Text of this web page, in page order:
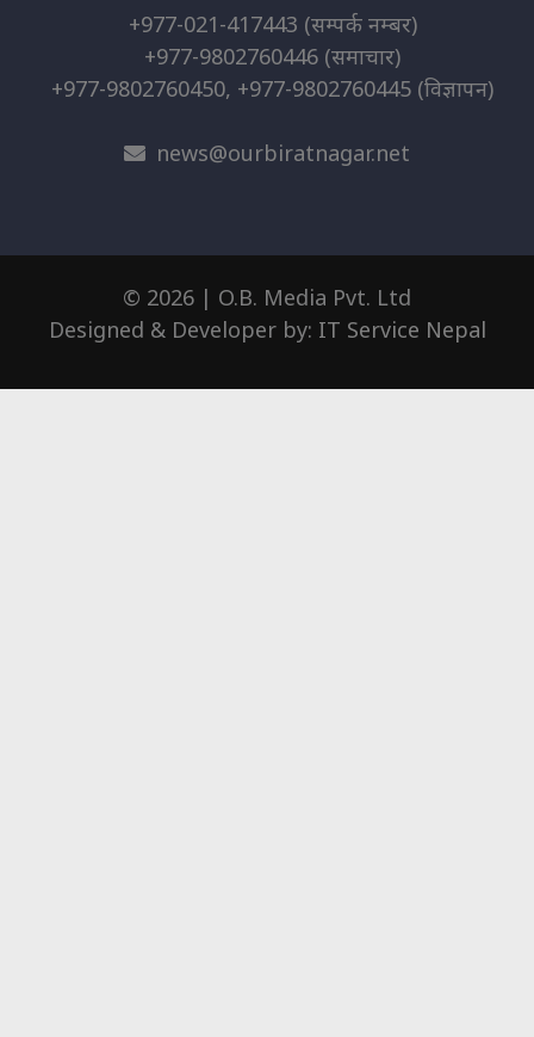
+977-021-417443 (सम्पर्क नम्बर)
+977-9802760446 (समाचार)
+977-9802760450, +977-9802760445 (विज्ञापन)
news@ourbiratnagar.net
© 2026 | O.B. Media Pvt. Ltd
Designed & Developer by: IT Service Nepal